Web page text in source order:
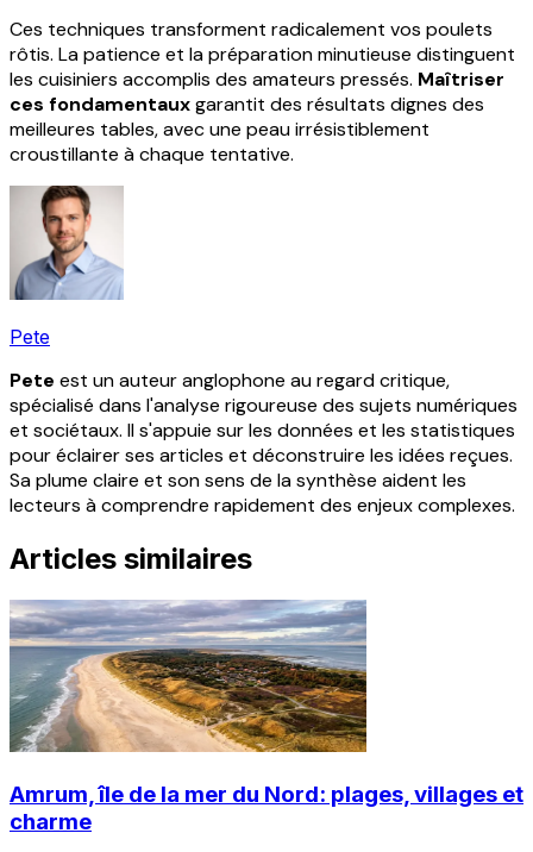
Ces techniques transforment radicalement vos poulets
rôtis. La patience et la préparation minutieuse distinguent
les cuisiniers accomplis des amateurs pressés. Maîtriser
ces fondamentauxgarantit des résultats dignes des
meilleures tables, avec une peau irrésistiblement
croustillante à chaque tentative.
Pete
Pete est un auteur anglophone au regard critique,
spécialisé dans l'analyse rigoureuse des sujets numériques
et sociétaux. Il s'appuie sur les données et les statistiques
pour éclairer ses articles et déconstruire les idées reçues.
Sa plume claire et son sens de la synthèse aident les
lecteurs à comprendre rapidement des enjeux complexes.
Articles similaires
Amrum, île de la mer du Nord: plages, villages et
charme